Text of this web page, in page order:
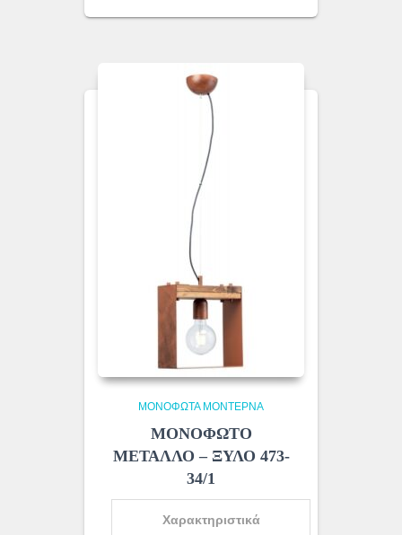
ΜΟΝΌΦΩΤΑ ΜΟΝΤΈΡΝΑ
ΜΟΝΟΦΩΤΟ
ΜΕΤΑΛΛΟ – ΞΥΛΟ 473-
34/1
Χαρακτηριστικά